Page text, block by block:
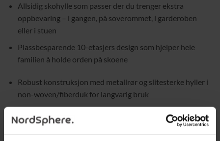
Allsidig skohylle som passer der du trenger ekstra
oppbevaring – i gangen, på soverommet, i garderoben
eller i stuen
Plassbesparende 10-etasjers design som hjelper hele
familien å holde orden på skoene
Robust konstruksjon med metallrør og slitesterke hyller i
non-woven/fiberduk for langvarig bruk
Smal form som tar lite gulvplass, men rommer mye